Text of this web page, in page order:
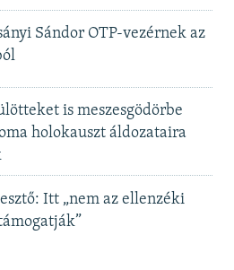
Sándor OTP-vezérnek az
is meszesgödörbe
holokauszt áldozataira
Itt „nem az ellenzéki